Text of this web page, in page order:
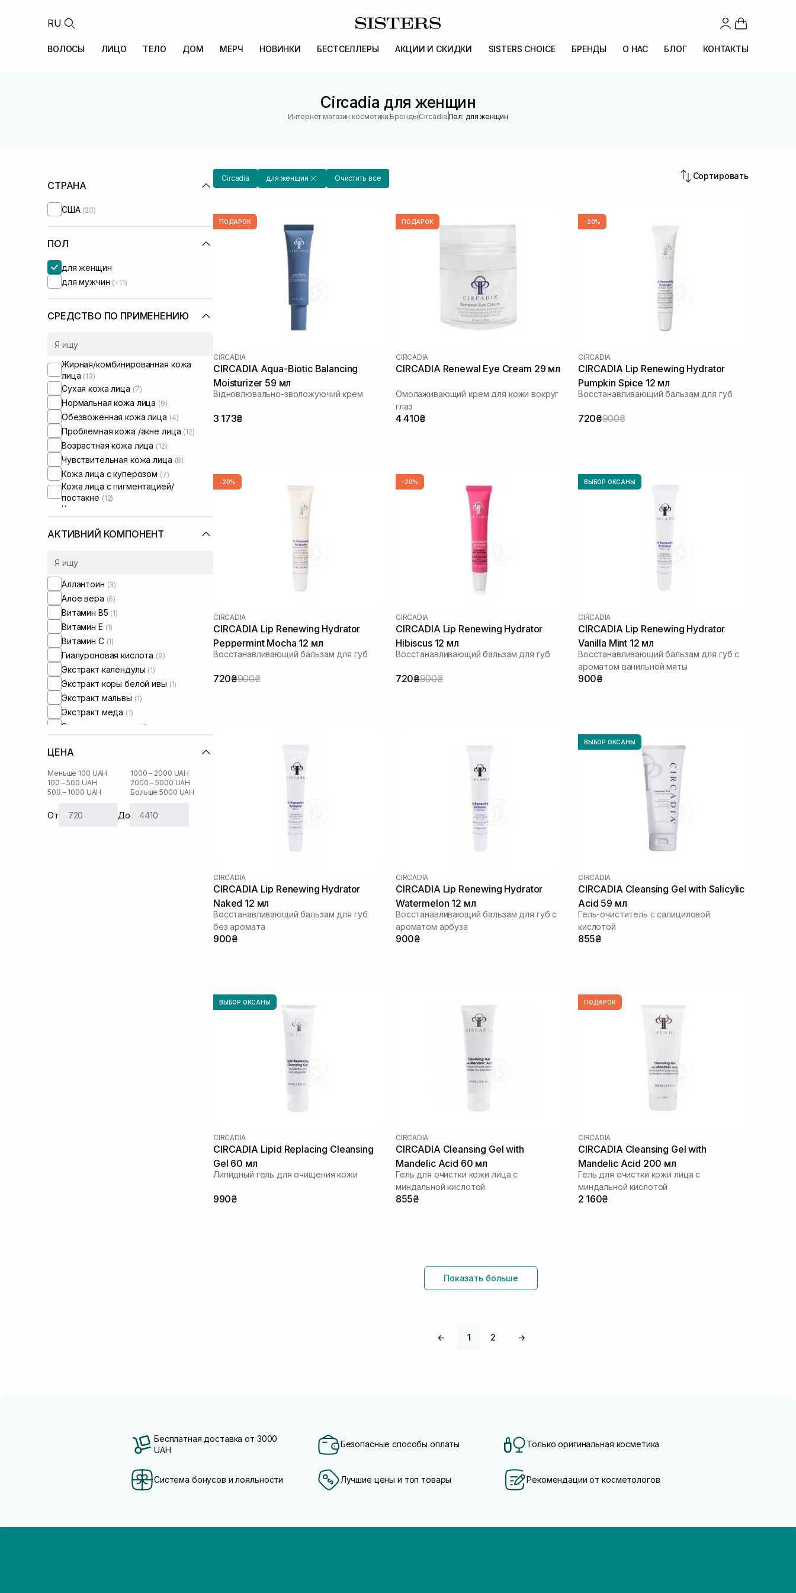
RU
ВОЛОСЫ ЛИЦО ТЕЛО ДОМ МЕРЧ НОВИНКИ БЕСТСЕЛЛЕРЫ АКЦИИ И СКИДКИ SISTERS CHOICE БРЕНДЫ О НАС БЛОГ КОНТАКТЫ
Circadia для женщин
Интернет магазин косметики |Бренды |Circadia |Пол: для женщин
СТРАНА
США (20)
ПОЛ
для женщин
для мужчин (+11)
СРЕДСТВО ПО ПРИМЕНЕНИЮ
Жирная/комбинированная кожа
лица (13)
Сухая кожа лица (7)
Нормальная кожа лица (9)
Обезвоженная кожа лица (4)
Проблемная кожа /акне лица (12)
Возрастная кожа лица (12)
Чувствительная кожа лица (8)
Кожа лица с куперозом (7)
Кожа лица с пигментацией/
постакне (12)
Кожа лица с расширенными порами
Кожа лица с нарушенным
микробиомом
АКТИВНИЙ КОМПОНЕНТ
Аллантоин (3)
Алое вера (6)
Витамин B5 (1)
Витамин Е (1)
Витамин C (1)
Гиалуроновая кислота (9)
Экстракт календулы (1)
Экстракт коры белой ивы (1)
Экстракт мальвы (1)
Экстракт меда (1)
Экстракт ромашки (1)
Зеленый чай
Керамиды (1)
Кофеин(1)
Миндальная кислота(2)
Ниацинамид (2)
ЦЕНА
Меньше 100 UAH
100 – 500 UAH
500 – 1000 UAH
1000 – 2000 UAH
2000 – 5000 UAH
Больше 5000 UAH
От До
Circadia для женщин Очистить все Сортировать
ПОДАРОК
CIRCADIA
CIRCADIA Aqua-Biotic Balancing
Moisturizer 59 мл
Відновлювально-зволожуючий крем
3 173₴
ПОДАРОК
CIRCADIA
CIRCADIA Renewal Eye Cream 29 мл
Омолаживающий крем для кожи вокруг
глаз
4 410₴
-20%
CIRCADIA
CIRCADIA Lip Renewing Hydrator
Pumpkin Spice 12 мл
Восстанавливающий бальзам для губ
720₴900₴
-20%
CIRCADIA
CIRCADIA Lip Renewing Hydrator
Peppermint Mocha 12 мл
Восстанавливающий бальзам для губ
720₴900₴
-20%
CIRCADIA
CIRCADIA Lip Renewing Hydrator
Hibiscus 12 мл
Восстанавливающий бальзам для губ
720₴900₴
ВЫБОР ОКСАНЫ
CIRCADIA
CIRCADIA Lip Renewing Hydrator
Vanilla Mint 12 мл
Восстанавливающий бальзам для губ с
ароматом ванильной мяты
900₴
CIRCADIA
CIRCADIA Lip Renewing Hydrator
Naked 12 мл
Восстанавливающий бальзам для губ
без аромата
900₴
CIRCADIA
CIRCADIA Lip Renewing Hydrator
Watermelon 12 мл
Восстанавливающий бальзам для губ с
ароматом арбуза
900₴
ВЫБОР ОКСАНЫ
CIRCADIA
CIRCADIA Cleansing Gel with Salicylic
Acid 59 мл
Гель-очиститель с салициловой
кислотой
855₴
ВЫБОР ОКСАНЫ
CIRCADIA
CIRCADIA Lipid Replacing Cleansing
Gel 60 мл
Липидный гель для очищения кожи
990₴
CIRCADIA
CIRCADIA Cleansing Gel with
Mandelic Acid 60 мл
Гель для очистки кожи лица с
миндальной кислотой
855₴
ПОДАРОК
CIRCADIA
CIRCADIA Cleansing Gel with
Mandelic Acid 200 мл
Гель для очистки кожи лица с
миндальной кислотой
2 160₴
Показать больше
← 1 2 →
Бесплатная доставка от 3000
UAH
Безопасные способы оплаты Только оригинальная косметика
Система бонусов и лояльности Лучшие цены и топ товары Рекомендации от косметологов